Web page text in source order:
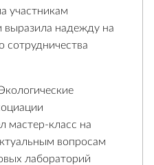
участникам
выразила надежду на
сотрудничества
мастер-класс на
вопросам
лабораторий